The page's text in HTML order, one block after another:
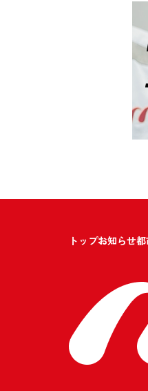
トップお知らせ